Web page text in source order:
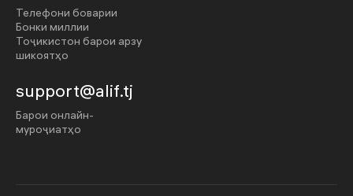
Телефони боварии
Бонки миллии
Тоҷикистон барои арзу
шикоятҳо
support@alif.tj
Барои онлайн-
муроҷиатҳо